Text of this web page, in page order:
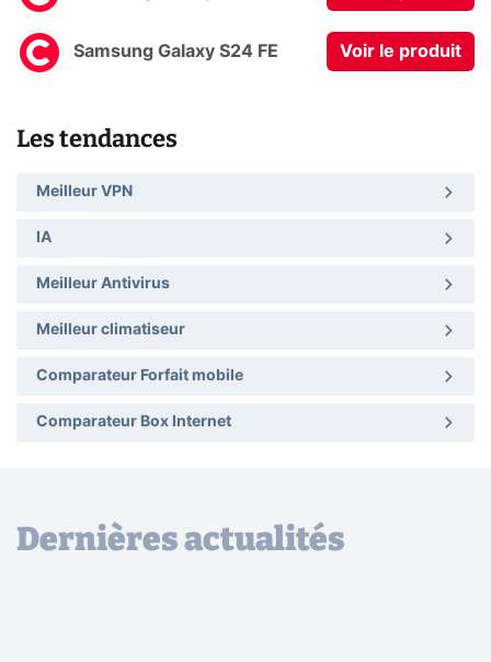
Samsung Galaxy S24 FE Voir le produit
Les tendances
Meilleur VPN
IA
Meilleur Antivirus
Meilleur climatiseur
Comparateur Forfait mobile
Comparateur Box Internet
Dernières actualités